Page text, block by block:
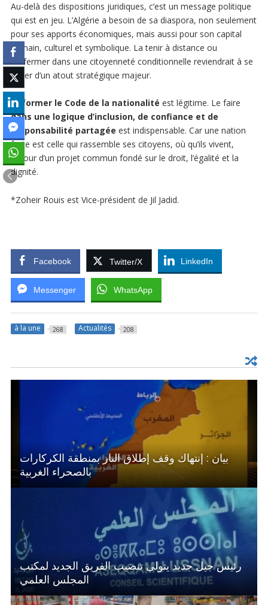
Au-delà des dispositions juridiques, c’est un message politique
qui est en jeu. L’Algérie a besoin de sa diaspora, non seulement
pour ses apports économiques, mais aussi pour son capital
humain, culturel et symbolique. La tenir à distance ou
l’enfermer dans une citoyenneté conditionnelle reviendrait à se
priver d’un atout stratégique majeur.
Réformer le Code de la nationalité est légitime. Le faire
dans une logique d’inclusion, de confiance et de
responsabilité partagée est indispensable. Car une nation
forte est celle qui rassemble ses citoyens, où qu’ils vivent,
autour d’un projet commun fondé sur le droit, l’égalité et la
dignité.
*Zoheir Rouis est Vice-président de Jil Jadid.
Facebook Twitter/X LinkedIn
Messenger WhatsApp
à la une 268 Actualités 208
بيان : إنتهاك وقف إطلاق النار بمنطقة الكركارات
بالصحراء الغربية
رئيس جيل جديد يتولى تنصيب الفريق الجديد لمكتب
المجلس العلمي